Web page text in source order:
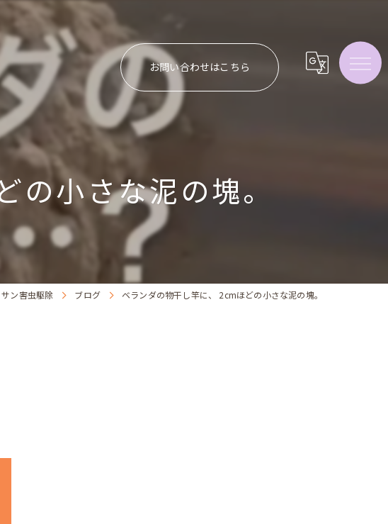
お問い合わせはこちら
の小さな泥の塊。
ン害虫駆除 ブログ ベランダの物干し竿に、 2cmほどの小さな泥の塊。